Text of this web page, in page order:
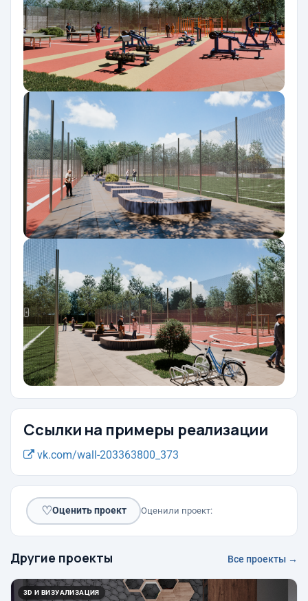
Ссылки на примеры реализации
vk.com/wall-203363800_373
♡Оценить проект Оценили проект:
Другие проекты Все проекты →
3D И ВИЗУАЛИЗАЦИЯ